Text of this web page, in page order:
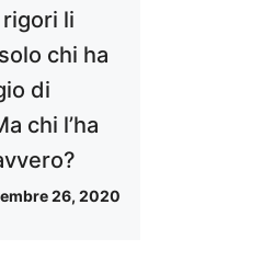
rigori li
chi ha
di
chi l’ha
26, 2020